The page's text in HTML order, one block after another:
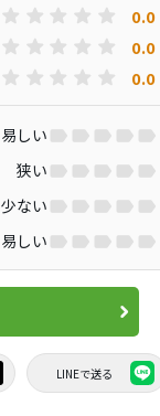
0.0
0.0
0.0
易しい
狭い
少ない
易しい
LINEで送る